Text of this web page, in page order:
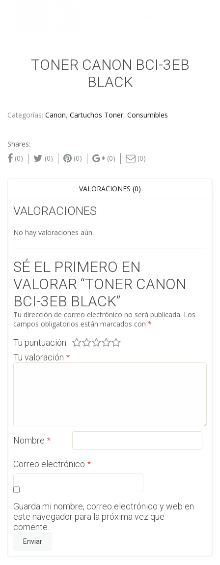
TONER CANON BCI-3EB
BLACK
Categorías: Canon, Cartuchos Toner, Consumibles
Shares:
(0)
(0) (0) (0) (0)
VALORACIONES (0)
VALORACIONES
No hay valoraciones aún.
SÉ EL PRIMERO EN
VALORAR “TONER CANON
BCI-3EB BLACK”
Tu dirección de correo electrónico no será publicada. Los
campos obligatorios están marcados con *
Tu puntuación
Tu valoración *
Nombre *
Correo electrónico *
Guarda mi nombre, correo electrónico y web en
este navegador para la próxima vez que
comente.